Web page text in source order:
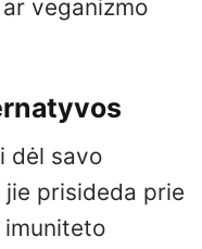
veganizmo
dėl savo
prisideda prie
imuniteto